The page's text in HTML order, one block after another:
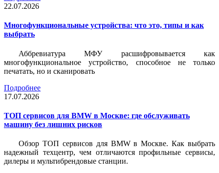
22.07.2026
Многофункциональные устройства: что это, типы и как
выбрать
Аббревиатура МФУ расшифровывается как
многофункциональное устройство, способное не только
печатать, но и сканировать
Подробнее
17.07.2026
ТОП сервисов для BMW в Москве: где обслуживать
машину без лишних рисков
Обзор ТОП сервисов для BMW в Москве. Как выбрать
надежный техцентр, чем отличаются профильные сервисы,
дилеры и мультибрендовые станции.